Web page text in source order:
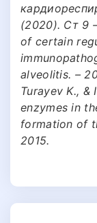
(2020). Ст 9
of certain
alveolitis. –
Turayev K.,
enzymes in
formation of
2015.